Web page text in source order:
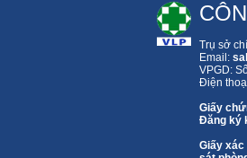
Trụ sở
Email:
VPGD:
Điện
Giấy
Đăng ký
Giấy xác